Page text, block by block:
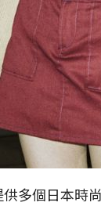
多個日本